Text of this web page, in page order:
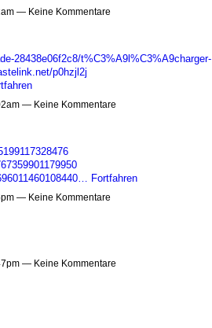
— Keine Kommentare
28438e06f2c8/t%C3%A9l%C3%A9charger-
p0hzjl2j
— Keine Kommentare
Fortfahren
— Keine Kommentare
— Keine Kommentare